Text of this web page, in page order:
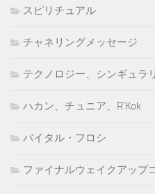
スピリチュアル
チャネリングメッセージ
テクノロジー、シンギュラ
ハカン、チュニア、R'Kok
バイタル・フロシ
ファイナルウェイクアップ